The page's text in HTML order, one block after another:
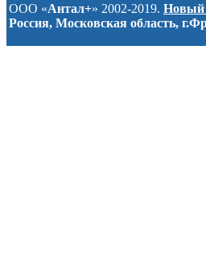
ООО «Антал+» 2002-2019. Новый
Россия, Московская область,